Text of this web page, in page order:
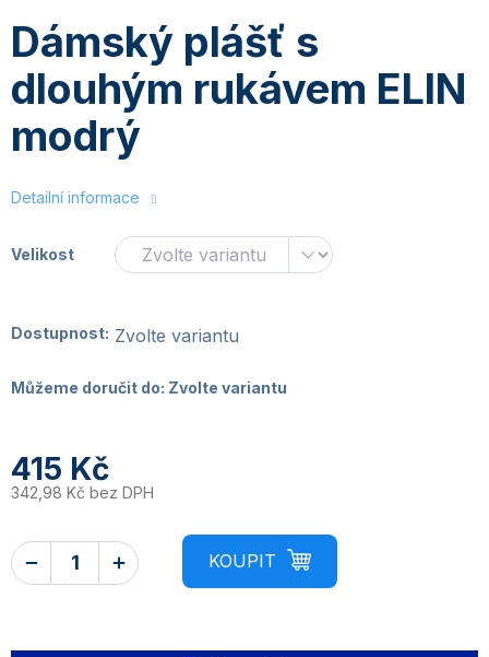
Dámský plášť s
dlouhým rukávem ELIN
modrý
Detailní informace
Velikost
Dostupnost: Zvolte variantu
Můžeme doručit do: Zvolte variantu
415 Kč
342,98 Kč bez DPH